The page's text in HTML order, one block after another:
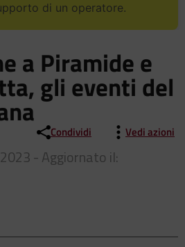
di un operatore.
a Piramide e
gli eventi del
Condividi Vedi azioni
- Aggiornato il: